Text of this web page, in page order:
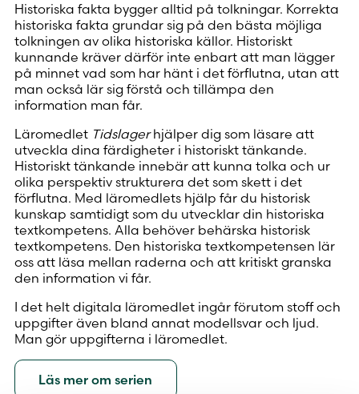
Historiska fakta bygger alltid på tolkningar. Korrekta
historiska fakta grundar sig på den bästa möjliga
tolkningen av olika historiska källor. Historiskt
kunnande kräver därför inte enbart att man lägger
på minnet vad som har hänt i det förflutna, utan att
man också lär sig förstå och tillämpa den
information man får.
Läromedlet Tidslagerhjälper dig som läsare att
utveckla dina färdigheter i historiskt tänkande.
Historiskt tänkande innebär att kunna tolka och ur
olika perspektiv strukturera det som skett i det
förflutna. Med läromedlets hjälp får du historisk
kunskap samtidigt som du utvecklar din historiska
textkompetens. Alla behöver behärska historisk
textkompetens. Den historiska textkompetensen lär
oss att läsa mellan raderna och att kritiskt granska
den information vi får.
I det helt digitala läromedlet ingår förutom stoff och
uppgifter även bland annat modellsvar och ljud.
Man gör uppgifterna i läromedlet.
Läs mer om serien